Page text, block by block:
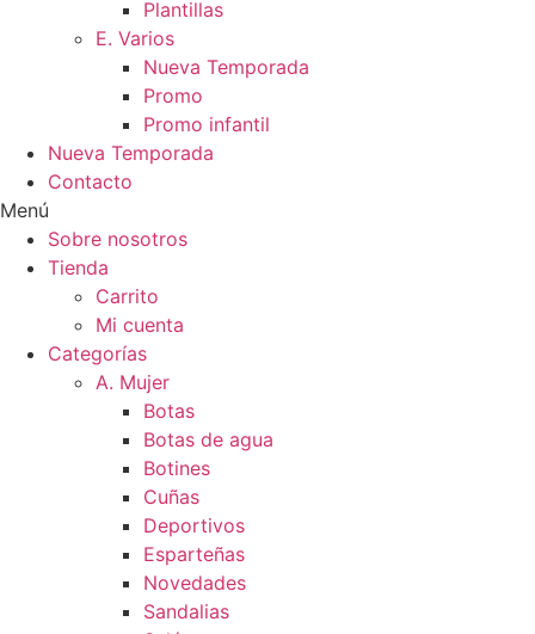
Plantillas
E. Varios
Nueva Temporada
Promo
Promo infantil
Nueva Temporada
Contacto
Menú
Sobre nosotros
Tienda
Carrito
Mi cuenta
Categorías
A. Mujer
Botas
Botas de agua
Botines
Cuñas
Deportivos
Esparteñas
Novedades
Sandalias